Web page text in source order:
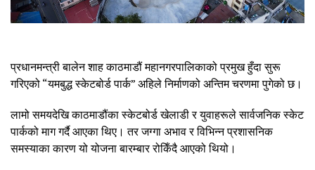
प्रधानमन्त्री बालेन शाह काठमाडौं महानगरपालिकाको प्रमुख हुँदा सुरू
गरिएको “यमबुद्ध स्केटबोर्ड पार्क” अहिले निर्माणको अन्तिम चरणमा पुगेको छ।
लामो समयदेखि काठमाडौंका स्केटबोर्ड खेलाडी र युवाहरूले सार्वजनिक स्केट
पार्कको माग गर्दै आएका थिए। तर जग्गा अभाव र विभिन्न प्रशासनिक
समस्याका कारण यो योजना बारम्बार रोकिँदै आएको थियो।